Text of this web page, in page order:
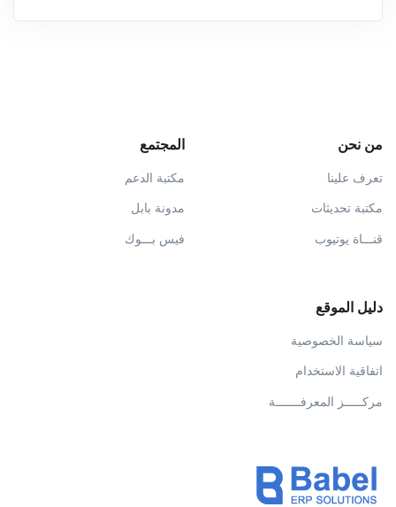
من نحن
تعرف علينا
مكتبة تحديثات
قنـــاة يوتيوب
المجتمع
مكتبة الدعم
مدونة بابل
فيس بـــوك
دليل الموقع
سياسة الخصوصية
اتفاقية الاستخدام
مركـــــز المعرفـــــــة